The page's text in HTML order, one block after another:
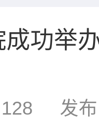
功举
128 发布